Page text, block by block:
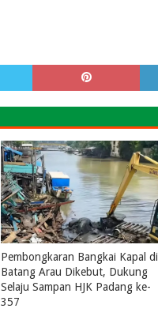
Pembongkaran Bangkai Kapal di
Batang Arau Dikebut, Dukung
Selaju Sampan HJK Padang ke-
357